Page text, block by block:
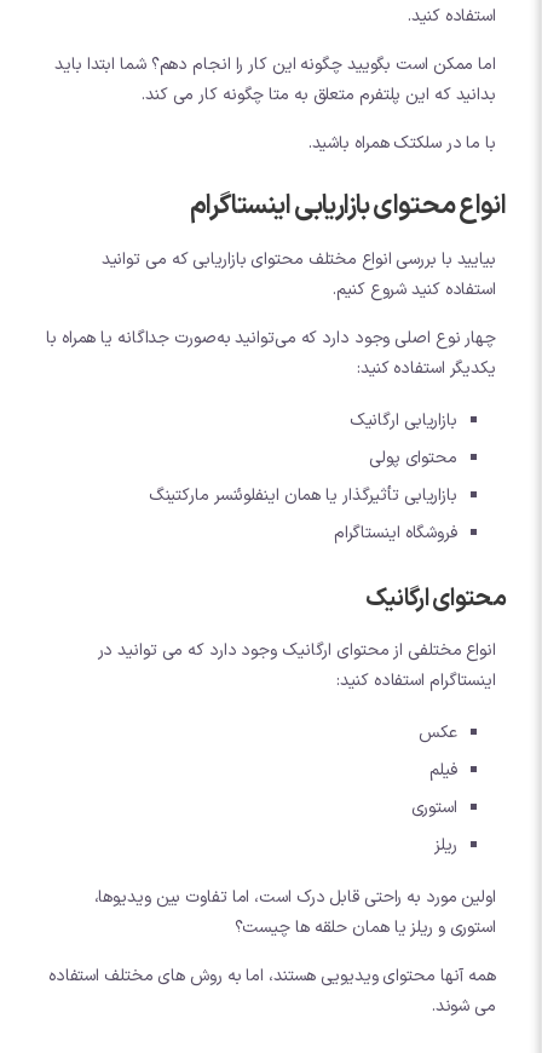
استفاده کنید.
اما ممکن است بگویید چگونه این کار را انجام دهم؟ شما ابتدا باید
بدانید که این پلتفرم متعلق به متا چگونه کار می کند.
با ما در سلکتک همراه باشید.
انواع محتوای بازاریابی اینستاگرام
بیایید با بررسی انواع مختلف محتوای بازاریابی که می توانید
استفاده کنید شروع کنیم.
چهار نوع اصلی وجود دارد که می‌توانید به‌صورت جداگانه یا همراه با
یکدیگر استفاده کنید:
بازاریابی ارگانیک
محتوای پولی
بازاریابی تأثیرگذار یا همان اینفلوئنسر مارکتینگ
فروشگاه اینستاگرام
محتوای ارگانیک
انواع مختلفی از محتوای ارگانیک وجود دارد که می توانید در
اینستاگرام استفاده کنید:
عکس
فیلم
استوری
ریلز
اولین مورد به راحتی قابل درک است، اما تفاوت بین ویدیوها،
استوری و ریلز یا همان حلقه ها چیست؟
همه آنها محتوای ویدیویی هستند، اما به روش های مختلف استفاده
می شوند.